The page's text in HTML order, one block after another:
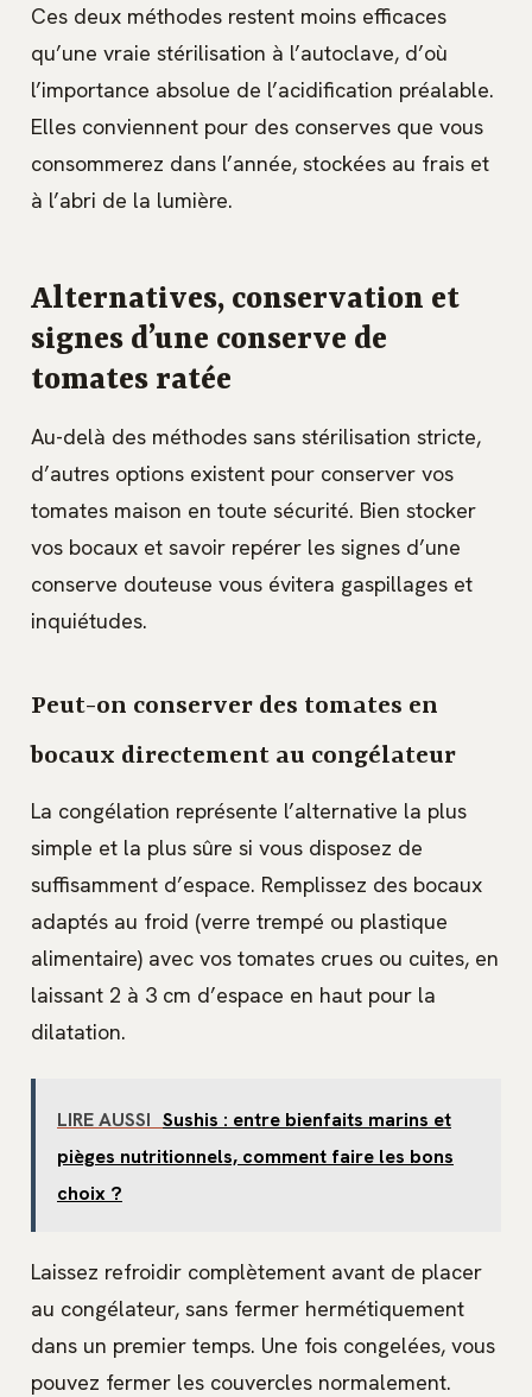
Ces deux méthodes restent moins efficaces
qu’une vraie stérilisation à l’autoclave, d’où
l’importance absolue de l’acidification préalable.
Elles conviennent pour des conserves que vous
consommerez dans l’année, stockées au frais et
à l’abri de la lumière.
Alternatives, conservation et
signes d’une conserve de
tomates ratée
Au-delà des méthodes sans stérilisation stricte,
d’autres options existent pour conserver vos
tomates maison en toute sécurité. Bien stocker
vos bocaux et savoir repérer les signes d’une
conserve douteuse vous évitera gaspillages et
inquiétudes.
Peut-on conserver des tomates en
bocaux directement au congélateur
La congélation représente l’alternative la plus
simple et la plus sûre si vous disposez de
suffisamment d’espace. Remplissez des bocaux
adaptés au froid (verre trempé ou plastique
alimentaire) avec vos tomates crues ou cuites, en
laissant 2 à 3 cm d’espace en haut pour la
dilatation.
LIRE AUSSI Sushis : entre bienfaits marins et
pièges nutritionnels, comment faire les bons
choix ?
Laissez refroidir complètement avant de placer
au congélateur, sans fermer hermétiquement
dans un premier temps. Une fois congelées, vous
pouvez fermer les couvercles normalement.